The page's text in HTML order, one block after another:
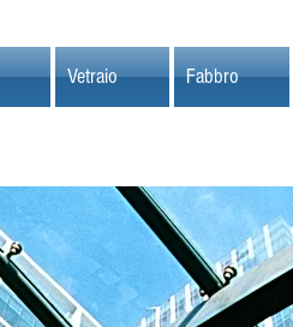
Vetraio Fabbro